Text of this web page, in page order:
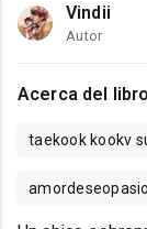
Vindii
Autor
Acerca del libro
taekook kookv